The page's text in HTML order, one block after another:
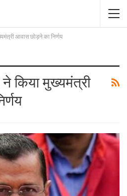
आवास छोड़ने का निर्णय
किया मुख्यमंत्री